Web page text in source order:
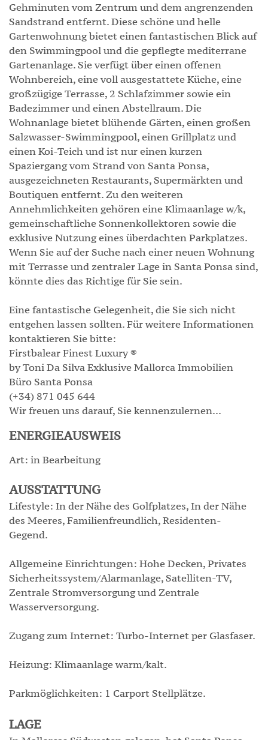
Gehminuten vom Zentrum und dem angrenzenden
Sandstrand entfernt. Diese schöne und helle
Gartenwohnung bietet einen fantastischen Blick auf
den Swimmingpool und die gepflegte mediterrane
Gartenanlage. Sie verfügt über einen offenen
Wohnbereich, eine voll ausgestattete Küche, eine
großzügige Terrasse, 2 Schlafzimmer sowie ein
Badezimmer und einen Abstellraum. Die
Wohnanlage bietet blühende Gärten, einen großen
Salzwasser-Swimmingpool, einen Grillplatz und
einen Koi-Teich und ist nur einen kurzen
Spaziergang vom Strand von Santa Ponsa,
ausgezeichneten Restaurants, Supermärkten und
Boutiquen entfernt. Zu den weiteren
Annehmlichkeiten gehören eine Klimaanlage w/k,
gemeinschaftliche Sonnenkollektoren sowie die
exklusive Nutzung eines überdachten Parkplatzes.
Wenn Sie auf der Suche nach einer neuen Wohnung
mit Terrasse und zentraler Lage in Santa Ponsa sind,
könnte dies das Richtige für Sie sein.
Eine fantastische Gelegenheit, die Sie sich nicht
entgehen lassen sollten. Für weitere Informationen
kontaktieren Sie bitte:
Firstbalear Finest Luxury ®
by Toni Da Silva Exklusive Mallorca Immobilien
Büro Santa Ponsa
(+34) 871 045 644
Wir freuen uns darauf, Sie kennenzulernen...
ENERGIEAUSWEIS
Art: in Bearbeitung
AUSSTATTUNG
Lifestyle: In der Nähe des Golfplatzes, In der Nähe
des Meeres, Familienfreundlich, Residenten-
Gegend.
Allgemeine Einrichtungen: Hohe Decken, Privates
Sicherheitssystem/Alarmanlage, Satelliten-TV,
Zentrale Stromversorgung und Zentrale
Wasserversorgung.
Zugang zum Internet: Turbo-Internet per Glasfaser.
Heizung: Klimaanlage warm/kalt.
Parkmöglichkeiten: 1 Carport Stellplätze.
LAGE